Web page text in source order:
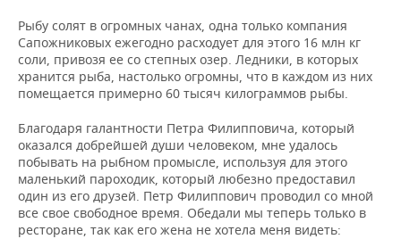
Рыбу солят в огромных чанах, одна только компания
Сапожниковых ежегодно расходует для этого 16 млн кг
соли, привозя ее со степных озер. Ледники, в которых
хранится рыба, настолько огромны, что в каждом из них
помещается примерно 60 тысяч килограммов рыбы.
Благодаря галантности Петра Филипповича, который
оказался добрейшей души человеком, мне удалось
побывать на рыбном промысле, используя для этого
маленький пароходик, который любезно предоставил
один из его друзей. Петр Филиппович проводил со мной
все свое свободное время. Обедали мы теперь только в
ресторане, так как его жена не хотела меня видеть: